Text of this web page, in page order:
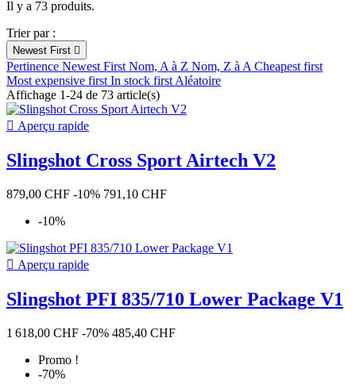
Effacer les filtres
SUP Accessoires
SUP Paddel 7
SUP Boards 4
Nouveaux Produits
Nouveaux Produits
Outlet
Outlet 28
Meilleures Ventes
Meilleures Ventes 20
En stock
En stock 65
Entrepôt
Kiteshop Silvaplana
Entrepôt Silvaplana
Il y a 73 produits.
Trier par :
Newest First 
Pertinence Newest First Nom, A à Z Nom, Z à A Cheapest first
Most expensive first In stock first Aléatoire
Affichage 1-24 de 73 article(s)
 Aperçu rapide
Slingshot Cross Sport Airtech V2
879,00 CHF -10% 791,10 CHF
-10%
 Aperçu rapide
Slingshot PFI 835/710 Lower Package V1
1 618,00 CHF -70% 485,40 CHF
Promo !
-70%